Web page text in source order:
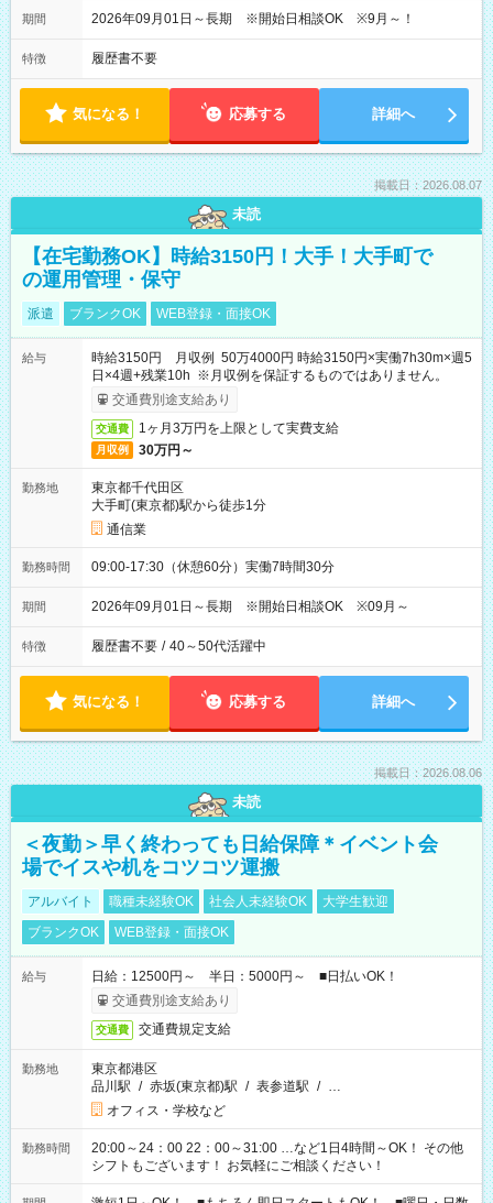
期間 2026年09月01日～長期 ※開始日相談OK ※9月～！
特徴 履歴書不要
気になる！ 応募する 詳細へ
掲載日：2026.08.07
未読
【在宅勤務OK】時給3150円！大手！大手町で
の運用管理・保守
派遣 ブランクOK WEB登録・面接OK
給与
時給3150円 月収例 50万4000円 時給3150円×実働7h30m×週5
日×4週+残業10h ※月収例を保証するものではありません。
交通費別途支給あり
交通費 1ヶ月3万円を上限として実費支給
月収例 30万円～
勤務地
東京都千代田区
大手町(東京都)駅から徒歩1分
通信業
勤務時間 09:00-17:30（休憩60分）実働7時間30分
期間 2026年09月01日～長期 ※開始日相談OK ※09月～
特徴 履歴書不要 / 40～50代活躍中
気になる！ 応募する 詳細へ
掲載日：2026.08.06
未読
＜夜勤＞早く終わっても日給保障＊イベント会
場でイスや机をコツコツ運搬
アルバイト 職種未経験OK 社会人未経験OK
大学生歓迎
ブランクOK
WEB登録・面接OK
給与
日給：12500円～ 半日：5000円～ ■日払いOK！
交通費別途支給あり
交通費 交通費規定支給
勤務地
東京都港区
品川駅 / 赤坂(東京都)駅 / 表参道駅 / …
オフィス・学校など
勤務時間
20:00～24：00 22：00～31:00 …など1日4時間～OK！ その他
シフトもございます！ お気軽にご相談ください！